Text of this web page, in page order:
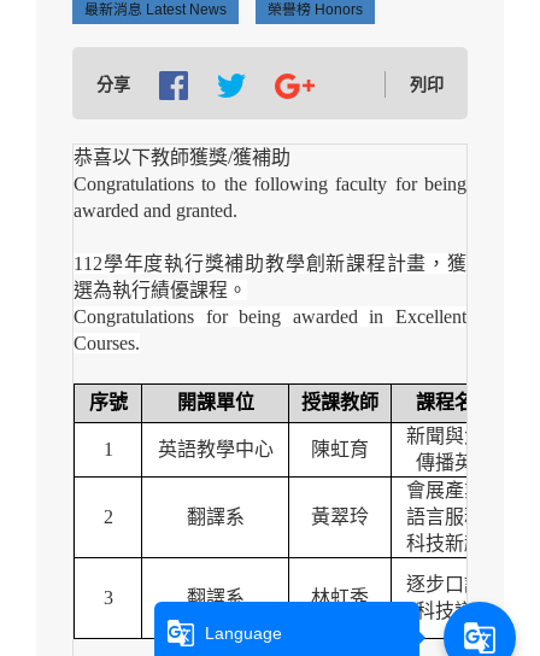
最新消息 Latest News 榮譽榜 Honors
分享 列印
恭喜以下教師獲獎/獲補助
Congratulations to the following faculty for being
awarded and granted.
112學年度執行獎補助教學創新課程計畫，獲
選為執行績優課程。
Congratulations for being awarded in Excellent
Courses.
序號 開課單位 授課教師 課程名稱
1 英語教學中心 陳虹育
新聞與大眾
傳播英文
2 翻譯系 黃翠玲
會展產業與
語言服務之
科技新趨勢
3 翻譯系 林虹秀
逐步口譯：
科技議題
g_translate
Language
g_translate